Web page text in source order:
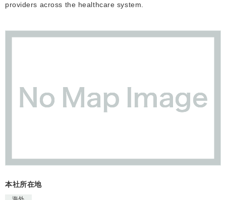
providers across the healthcare system.
本社所在地